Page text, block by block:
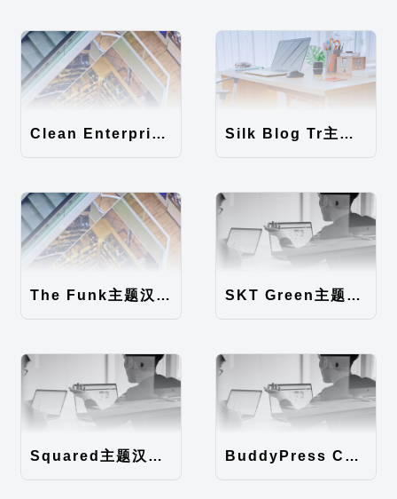
Clean Enterprise主题汉化包 Silk Blog Tr主题汉化包
The Funk主题汉化包 SKT Green主题汉化包
Squared主题汉化包 BuddyPress Colours主题汉化包